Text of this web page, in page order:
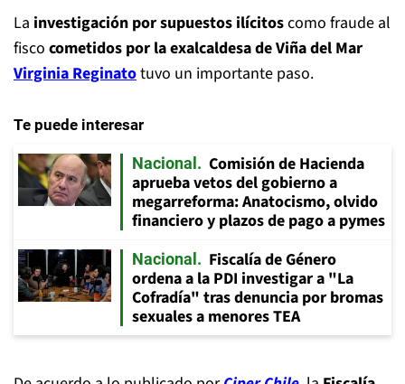
La investigación por supuestos ilícitoscomo fraude al
fisco cometidos por la exalcaldesa de Viña del Mar
Virginia Reginatotuvo un importante paso.
Te puede interesar
Nacional
Comisión de Hacienda
aprueba vetos del gobierno a
megarreforma: Anatocismo, olvido
financiero y plazos de pago a pymes
Nacional
Fiscalía de Género
ordena a la PDI investigar a "La
Cofradía" tras denuncia por bromas
sexuales a menores TEA